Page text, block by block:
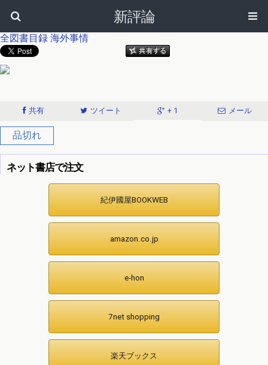
新評論
全図書目録 海外事情
共有 ツイート + 1 メール
品切れ
ネット書店で注文
紀伊國屋BOOKWEB
amazon.co.jp
e-hon
7net shopping
楽天ブックス